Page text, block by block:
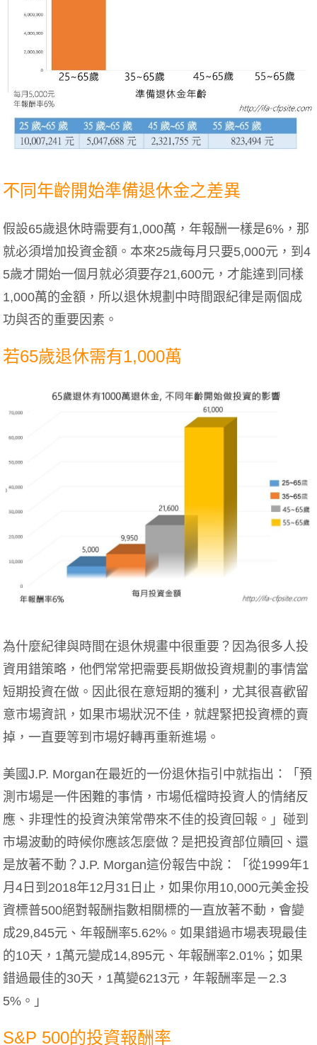
不同年齡開始準備退休金之差異
假設65歲退休時需要有1,000萬，年報酬一樣是6%，那
就必須增加投資金額。本來25歲每月只要5,000元，到4
5歲才開始一個月就必須要存21,600元，才能達到同樣
1,000萬的金額，所以退休規劃中時間跟紀律是兩個成
功與否的重要因素。
若65歲退休需有1,000萬
為什麼紀律與時間在退休規畫中很重要？因為很多人投
資用錯策略，他們常常把需要長期做投資規劃的事情當
短期投資在做。因此很在意短期的獲利，尤其很喜歡留
意市場資訊，如果市場狀況不佳，就趕緊把投資標的賣
掉，一直要等到市場好轉再重新進場。
美國J.P. Morgan在最近的一份退休指引中就指出：「預
測市場是一件困難的事情，市場低檔時投資人的情緒反
應、非理性的投資決策常帶來不佳的投資回報。」碰到
市場波動的時候你應該怎麼做？是把投資部位贖回、還
是放著不動？J.P. Morgan這份報告中說：「從1999年1
月4日到2018年12月31日止，如果你用10,000元美金投
資標普500絕對報酬指數相關標的一直放著不動，會變
成29,845元、年報酬率5.62%。如果錯過市場表現最佳
的10天，1萬元變成14,895元、年報酬率2.01%；如果
錯過最佳的30天，1萬變6213元，年報酬率是－2.3
5%。」
S&P 500的投資報酬率